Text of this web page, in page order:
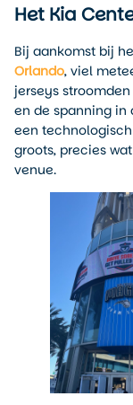
Het Kia
Bij aankomst bij
Orlando, viel
jerseys
en de spanning in
een
groots, precies
venue.